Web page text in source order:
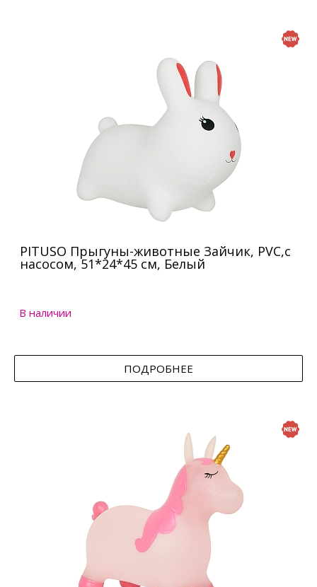
PITUSO Прыгуны-животные Зайчик, PVC,с
насосом, 51*24*45 см, Белый
В наличии
ПОДРОБНЕЕ